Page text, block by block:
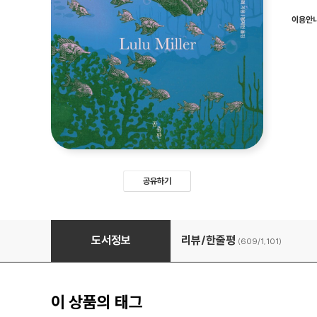
공유하기
이용안
물고기는 존재하지 않는다
도서정보 리뷰/한줄평 (609/1,101)
이 상품의 태그